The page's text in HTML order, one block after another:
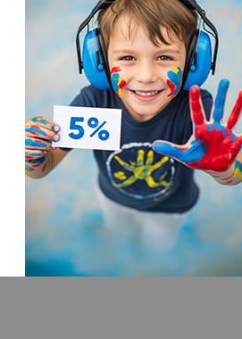
Exibindo um único resultado